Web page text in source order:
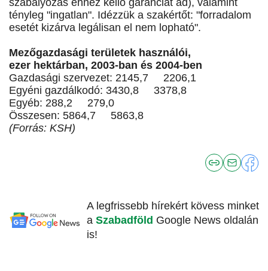
szabályozás ehhez kellő garanciát ad), valamint
tényleg "ingatlan". Idézzük a szakértőt: "forradalom
esetét kizárva legálisan el nem lopható".
Mezőgazdasági területek használói,
ezer hektárban, 2003-ban és 2004-ben
Gazdasági szervezet: 2145,7 2206,1
Egyéni gazdálkodó: 3430,8 3378,8
Egyéb: 288,2 279,0
Összesen: 5864,7 5863,8
(Forrás: KSH)
A legfrissebb hírekért kövess minket
a Szabadföld Google News oldalán
is!